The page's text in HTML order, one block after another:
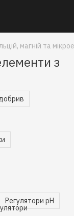
магній та
з
Регулятори pH